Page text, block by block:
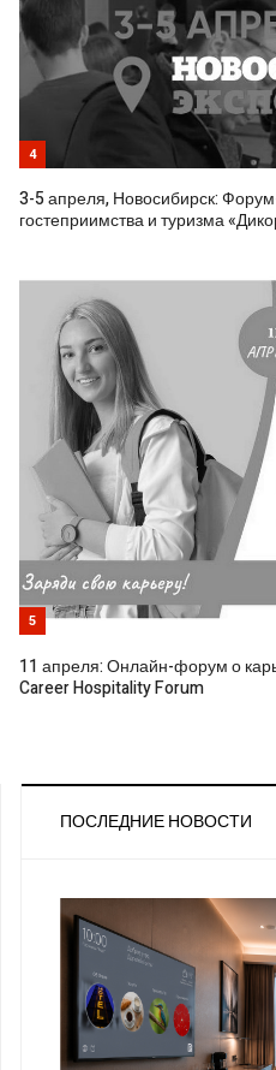
4
3-5 апреля, Новосибирск:
гостеприимства и туризма
5
11 апреля: Онлайн-форум о
Career Hospitality Forum
ПОСЛЕДНИЕ НОВОСТИ